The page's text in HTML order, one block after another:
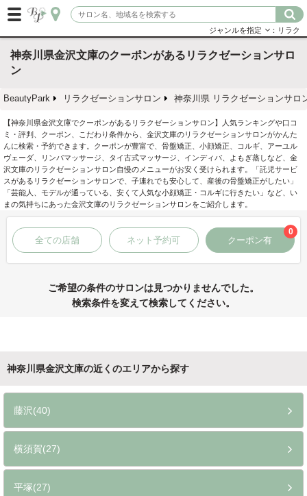
ジャンルを指定 ：リラク
神奈川県金沢文庫のクーポンがあるリラクゼーションサロ
ン
BeautyPark リラクゼーションサロン 神奈川県 リラクゼーションサロ
【神奈川県金沢文庫でクーポンがあるリラクゼーションサロン】人気ランキングや口コ
ミ・評判、クーポン、こだわり条件から、金沢文庫のリラクゼーションサロンがかんた
んに検索・予約できます。クーポンが豊富で、骨盤矯正、小顔矯正、コルギ、アーユル
ヴェーダ、リンパマッサージ、タイ古式マッサージ、インディバ、よもぎ蒸しなど、金
沢文庫のリラクゼーションサロン自慢のメニューがお安く受けられます。「託児サービ
スがあるリラクゼーションサロンで、子連れでも安心して、産後の骨盤矯正がしたい」
「芸能人、モデルが通っている、安くて人気な小顔矯正・コルギに行きたい」など、い
まの気持ちにあった金沢文庫のリラクゼーションサロンをご紹介します。
全ての店舗 ネット予約可 クーポン有
0
ご希望の条件のサロンは見つかりませんでした。
検索条件を変えて検索してください。
神奈川県金沢文庫の近くのエリアから探す
藤沢(40)
横須賀(27)
平塚(27)